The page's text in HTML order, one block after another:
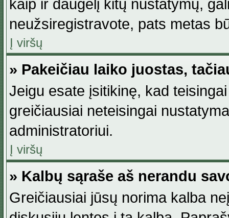
kaip ir daugelį kitų nustatymų,
neužsiregistravote, pats metas
Į viršų
» Pakeičiau laiko juostas,
Jeigu esate įsitikinę, kad
greičiausiai neteisingai
administratoriui.
Į viršų
» Kalbų sąraše aš nerandu
Greičiausiai jūsų norima kalba